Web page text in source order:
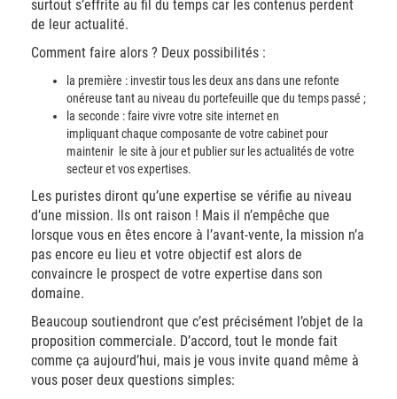
surtout s’effrite au fil du temps car les contenus perdent
de leur actualité.
Comment faire alors ? Deux possibilités :
la première : investir tous les deux ans dans une refonte
onéreuse tant au niveau du portefeuille que du temps passé ;
la seconde : faire vivre votre site internet en
impliquant chaque composante de votre cabinet pour
maintenir le site à jour et publier sur les actualités de votre
secteur et vos expertises.
Les puristes diront qu’une expertise se vérifie au niveau
d’une mission. Ils ont raison ! Mais il n’empêche que
lorsque vous en êtes encore à l’avant-vente, la mission n’a
pas encore eu lieu et votre objectif est alors de
convaincre le prospect de votre expertise dans son
domaine.
Beaucoup soutiendront que c’est précisément l’objet de la
proposition commerciale. D’accord, tout le monde fait
comme ça aujourd’hui, mais je vous invite quand même à
vous poser deux questions simples: